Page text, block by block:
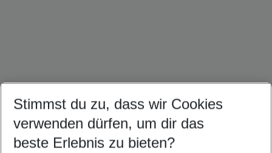
Mallorca Urlaub Ibiza Urlaub
Stimmst du zu, dass wir Cookies
verwenden dürfen, um dir das
beste Erlebnis zu bieten?